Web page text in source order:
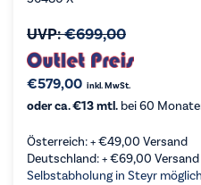
UVP:€699,00
€579,00 inkl. MwSt.
oder ca. €13 mtl. bei 60
Österreich: +€49,00 Versand
Deutschland: +€69,00 Versand
Selbstabholung in Steyr möglich